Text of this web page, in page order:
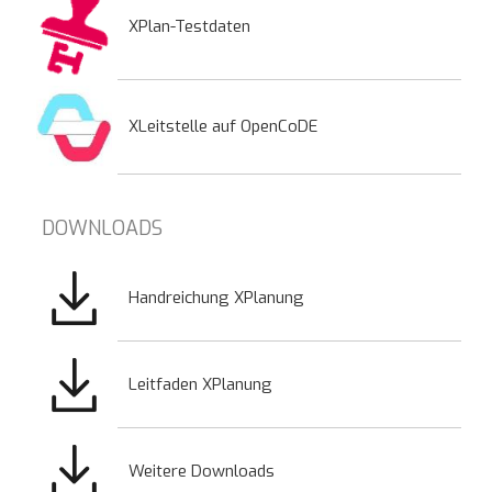
XPlan-Testdaten
XLeitstelle auf OpenCoDE
DOWNLOADS
Handreichung XPlanung
Leitfaden XPlanung
Weitere Downloads